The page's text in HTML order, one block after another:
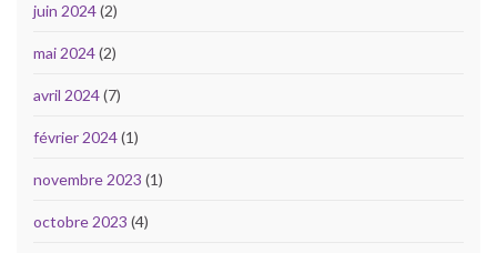
juin 2024(2)
mai 2024(2)
avril 2024(7)
février 2024(1)
novembre 2023 (1)
octobre 2023 (4)